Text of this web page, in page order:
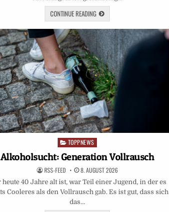
CONTINUE READING
Posted
in
TOPPNEWS
Alkoholsucht: Generation Vollrausch
RSS-FEED 8. AUGUST 2026
heute 40 Jahre alt ist, war Teil einer Jugend, in der es
Cooleres als den Vollrausch gab. Es ist gut, dass sich
das…